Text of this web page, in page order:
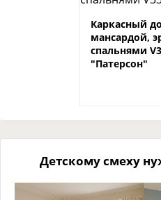
Каркасный
мансардой,
спальнями
"Патерсон"
Детскому смеху